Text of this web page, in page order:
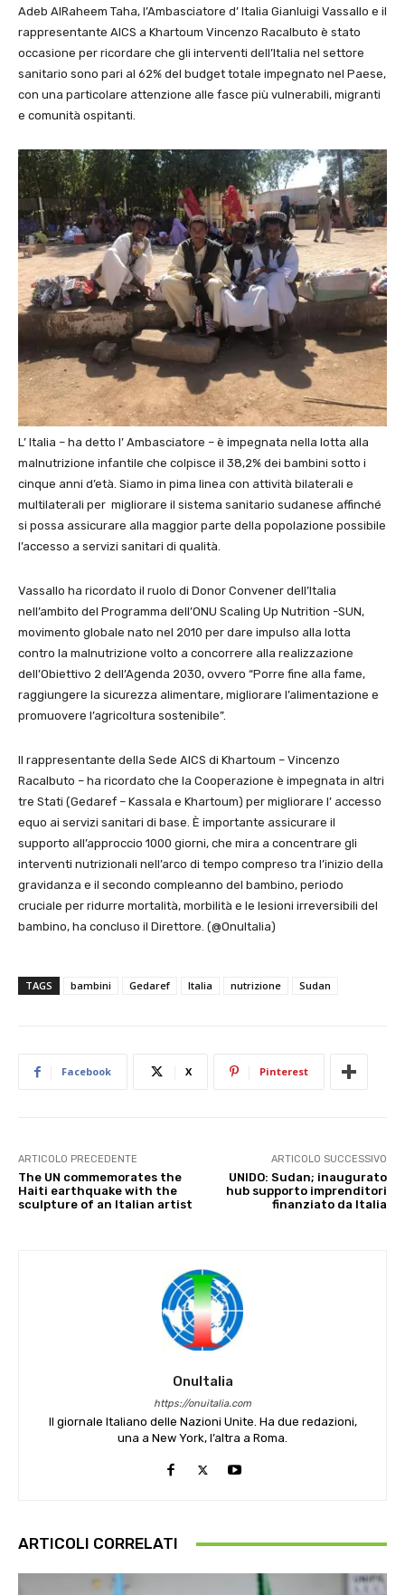
Adeb AlRaheem Taha, l’Ambasciatore d’ Italia Gianluigi Vassallo e il
rappresentante AICS a Khartoum Vincenzo Racalbuto è stato
occasione per ricordare che gli interventi dell’Italia nel settore
sanitario sono pari al 62% del budget totale impegnato nel Paese,
con una particolare attenzione alle fasce più vulnerabili, migranti
e comunità ospitanti.
L’ Italia – ha detto l’ Ambasciatore – è impegnata nella lotta alla
malnutrizione infantile che colpisce il 38,2% dei bambini sotto i
cinque anni d’età. Siamo in pima linea con attività bilaterali e
multilaterali per migliorare il sistema sanitario sudanese affinché
si possa assicurare alla maggior parte della popolazione possibile
l’accesso a servizi sanitari di qualità.
Vassallo ha ricordato il ruolo di Donor Convener dell’Italia
nell’ambito del Programma dell’ONU Scaling Up Nutrition -SUN,
movimento globale nato nel 2010 per dare impulso alla lotta
contro la malnutrizione volto a concorrere alla realizzazione
dell’Obiettivo 2 dell’Agenda 2030, ovvero “Porre fine alla fame,
raggiungere la sicurezza alimentare, migliorare l’alimentazione e
promuovere l’agricoltura sostenibile”.
Il rappresentante della Sede AICS di Khartoum – Vincenzo
Racalbuto – ha ricordato che la Cooperazione è impegnata in altri
tre Stati (Gedaref – Kassala e Khartoum) per migliorare l’ accesso
equo ai servizi sanitari di base. È importante assicurare il
supporto all’approccio 1000 giorni, che mira a concentrare gli
interventi nutrizionali nell’arco di tempo compreso tra l’inizio della
gravidanza e il secondo compleanno del bambino, periodo
cruciale per ridurre mortalità, morbilità e le lesioni irreversibili del
bambino, ha concluso il Direttore. (@OnuItalia)
TAGS bambini Gedaref Italia nutrizione Sudan
Facebook X Pinterest
ARTICOLO PRECEDENTE
The UN commemorates the
Haiti earthquake with the
sculpture of an Italian artist
ARTICOLO SUCCESSIVO
UNIDO: Sudan; inaugurato
hub supporto imprenditori
finanziato da Italia
OnuItalia
https://onuitalia.com
Il giornale Italiano delle Nazioni Unite. Ha due redazioni,
una a New York, l’altra a Roma.
ARTICOLI CORRELATI